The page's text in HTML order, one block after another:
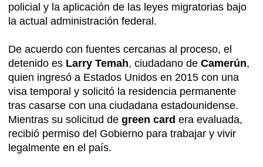
policial y la aplicación de las leyes migratorias bajo
la actual administración federal.
De acuerdo con fuentes cercanas al proceso, el
detenido es Larry Temah, ciudadano de Camerún,
quien ingresó a Estados Unidos en 2015 con una
visa temporal y solicitó la residencia permanente
tras casarse con una ciudadana estadounidense.
Mientras su solicitud de green card era evaluada,
recibió permiso del Gobierno para trabajar y vivir
legalmente en el país.